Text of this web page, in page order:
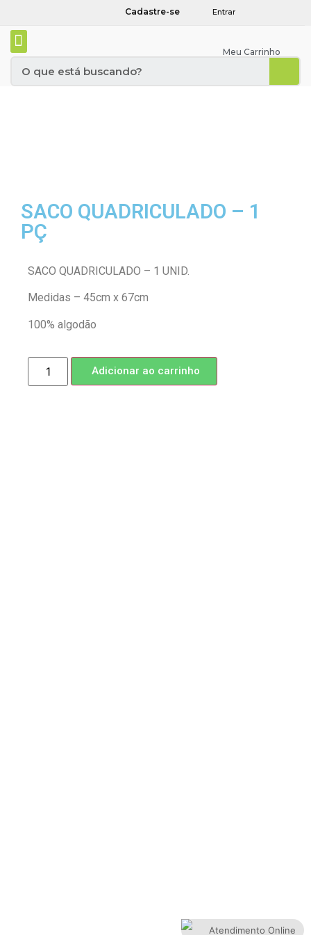
Cadastre-se Entrar
Meu Carrinho
SACO QUADRICULADO – 1
PÇ
SACO QUADRICULADO – 1 UNID.
Medidas – 45cm x 67cm
100% algodão
Adicionar ao carrinho
Atendimento Online